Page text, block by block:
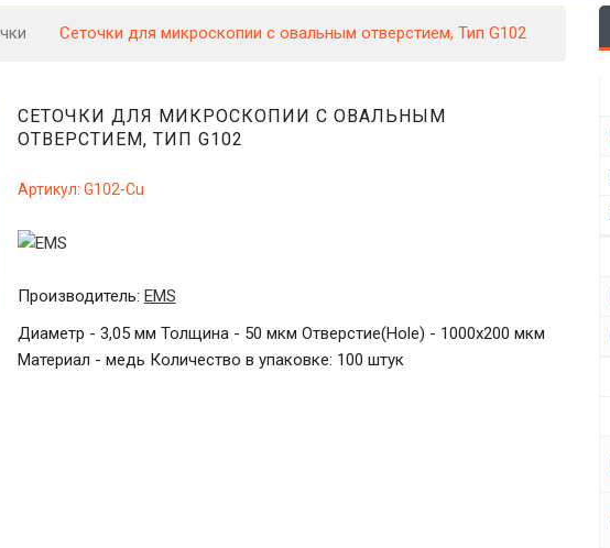
Сеточки для микроскопии с овальным отверстием, Тип G102
СЕТОЧКИ ДЛЯ МИКРОСКОПИИ С ОВАЛЬНЫМ
ОТВЕРСТИЕМ, ТИП G102
Артикул: G102-Cu
Производитель: EMS
Диаметр - 3,05 мм Толщина - 50 мкм Отверстие(Hole) - 1000x200 мкм
Материал - медь Количество в упаковке: 100 штук